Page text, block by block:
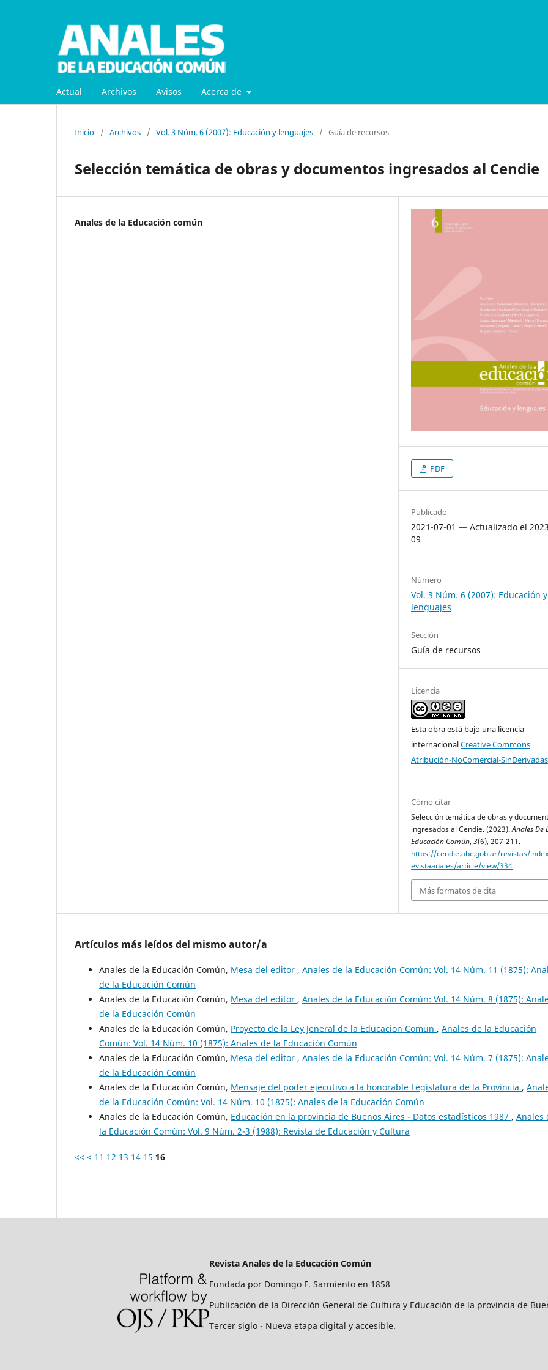
Actual Archivos Avisos Acerca de
Inicio / Archivos / Vol. 3 Núm. 6 (2007): Educación y lenguajes / Guía de recursos
Selección temática de obras y documentos ingresados al Cendie
Anales de la Educación común
PDF
Publicado
2021-07-01 — Actualizado el
09
Número
Vol. 3 Núm. 6 (2007): Educación y
lenguajes
Sección
Guía de recursos
Licencia
Esta obra está bajo una licencia
internacionalCreative Commons
Atribución-NoComercial-
Cómo citar
Selección temática de obras y
ingresados al Cendie. (2023).Anales De
Educación Común, 3(6), 207-211.
https://cendie.abc.gob.ar/revistas/
evistaanales/article/view/334
Más formatos de cita
Artículos más leídos del mismo autor/a
Anales de la Educación Común, Mesa del editor , Anales de la Educación Común: Vol. 14 Núm. 11 (1875):
de la Educación Común
Anales de la Educación Común, Mesa del editor , Anales de la Educación Común: Vol. 14 Núm. 8 (1875):
de la Educación Común
Anales de la Educación Común, Proyecto de la Ley Jeneral de la Educacion Comun , Anales de la Educación
Común: Vol. 14 Núm. 10 (1875): Anales de la Educación Común
Anales de la Educación Común, Mesa del editor , Anales de la Educación Común: Vol. 14 Núm. 7 (1875):
de la Educación Común
Anales de la Educación Común, Mensaje del poder ejecutivo a la honorable Legislatura de la Provincia ,
de la Educación Común: Vol. 14 Núm. 10 (1875): Anales de la Educación Común
Anales de la Educación Común, Educación en la provincia de Buenos Aires - Datos estadísticos 1987 , Anales
la Educación Común: Vol. 9 Núm. 2-3 (1988): Revista de Educación y Cultura
<< < 11 12 13 14 15 16
Revista Anales de la Educación Común
Fundada por Domingo F. Sarmiento en 1858
Publicación de la Dirección General de Cultura y Educación de la provincia de
Tercer siglo - Nueva etapa digital y accesible.